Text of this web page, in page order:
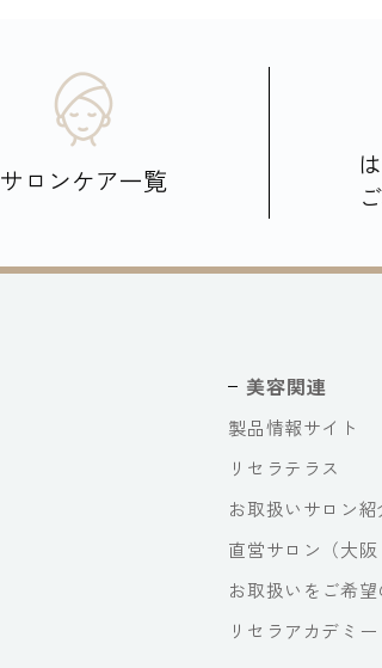
サロンケア一覧
美容関連
製品情報サイト
リセラテラス
お取扱いサロン紹
直営サロン（大阪
お取扱いをご希望
リセラアカデミー